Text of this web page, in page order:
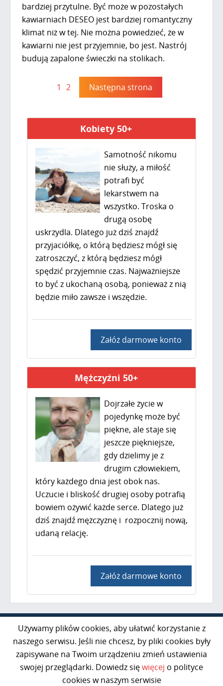
bardziej przytulne. Być może w pozostałych
kawiarniach DESEO jest bardziej romantyczny
klimat niż w tej. Nie można powiedzieć, że w
kawiarni nie jest przyjemnie, bo jest. Nastrój
budują zapalone świeczki na stolikach.
1 2 Następna strona
Kobiety 50+
Samotność nikomu
nie służy, a miłość
potrafi być
lekarstwem na
wszystko. Troska o
drugą osobę
uskrzydla. Dlatego już dziś znajdź
przyjaciółkę, o którą będziesz mógł się
zatroszczyć, z którą będziesz mógł
spędzić przyjemnie czas. Najważniejsze
to być z ukochaną osobą, ponieważ z nią
będzie miło zawsze i wszędzie.
Załóż darmowe konto
Mężczyźni 50+
Dojrzałe życie w
pojedynkę może być
piękne, ale staje się
jeszcze piękniejsze,
gdy dzielimy je z
drugim człowiekiem,
który każdego dnia jest obok nas.
Uczucie i bliskość drugiej osoby potrafią
bowiem ożywić każde serce. Dlatego już
dziś znajdź mężczyznę i rozpocznij nową,
udaną relację.
Załóż darmowe konto
Al. Jerozolimskie 85 lok. 21
02-001 Warszawa
kontakt@razem50plus.pl
Infolinia:+48 669-047-091
Używamy plików cookies, aby ułatwić korzystanie z
naszego serwisu. Jeśli nie chcesz, by pliki cookies były
zapisywane na Twoim urządzeniu zmień ustawienia
swojej przeglądarki. Dowiedz sięwięcej o polityce
cookies w naszym serwisie